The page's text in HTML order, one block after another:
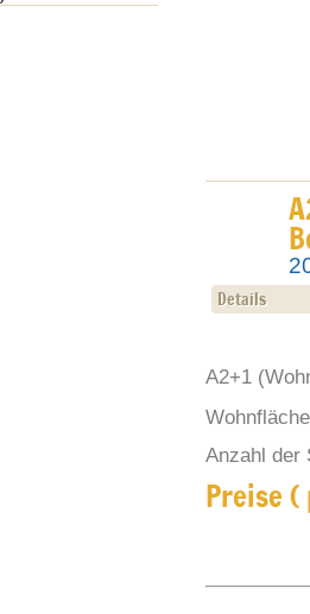
Details
A2+1
Anzahl der
Preise